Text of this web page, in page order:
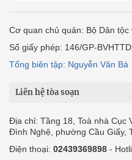
Cơ quan chủ quản: Bộ Dân tộc
Số giấy phép: 146/GP-
Tổng biên tập: Nguyễn Văn Bá
Liên hệ tòa soạn
Địa chỉ: Tầng 18, Toà nhà Cục
Đình Nghệ, phường Cầu Giấy,
Điện thoại: 02439369898 -